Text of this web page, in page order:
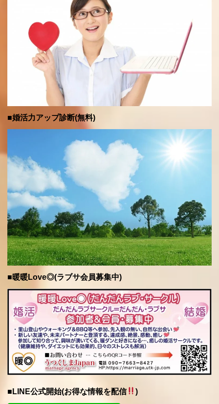
■婚活力アップ診断(無料)
■暖暖Love◎(ラブサ会員募集中)
■LINE公式開始(お得な情報を配信 )